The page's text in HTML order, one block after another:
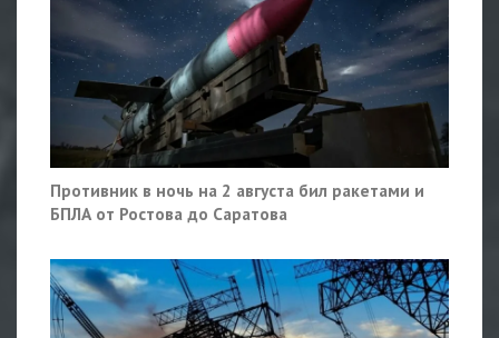
Противник в ночь на 2 августа бил ракетами и
БПЛА от Ростова до Саратова